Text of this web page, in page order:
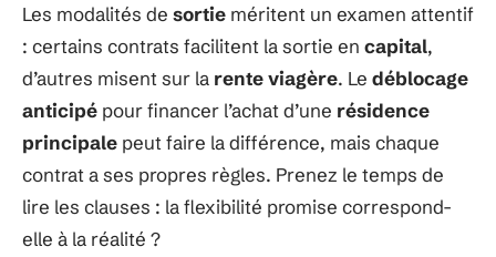
Les modalités de sortie méritent un examen attentif
: certains contrats facilitent la sortie en capital,
d’autres misent sur la rente viagère. Le déblocage
anticipé pour financer l’achat d’une résidence
principale peut faire la différence, mais chaque
contrat a ses propres règles. Prenez le temps de
lire les clauses : la flexibilité promise correspond-
elle à la réalité ?